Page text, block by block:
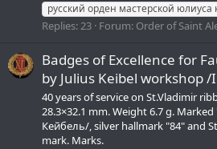
русский орден мастерской юлиуса
Replies: 23 Forum: Order of Saint
Badges of Excellence for
by Julius Keibel workshop /
40 years of service on St.Vladimir
28.3×32.1 mm. Weight 6.7 g.
Кейбель/, silver hallmark "84" and
mark. Marks.